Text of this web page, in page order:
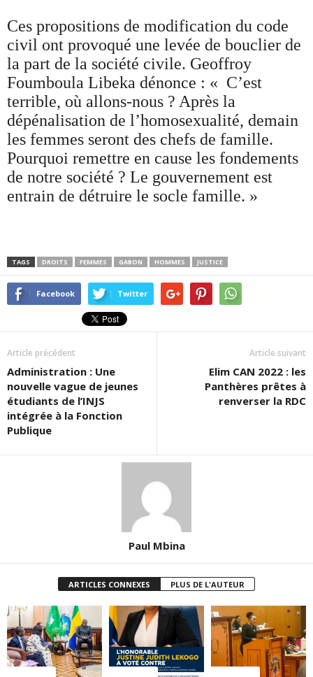
Ces propositions de modification du code
civil ont provoqué une levée de bouclier de
la part de la société civile. Geoffroy
Foumboula Libeka dénonce : « C’est
terrible, où allons-nous ? Après la
dépénalisation de l’homosexualité, demain
les femmes seront des chefs de famille.
Pourquoi remettre en cause les fondements
de notre société ? Le gouvernement est
entrain de détruire le socle famille. »
TAGS DROITS FEMMES GABON HOMMES JUSTICE
Facebook Twitter
Article précédent
Administration : Une
nouvelle vague de jeunes
étudiants de l’INJS
intégrée à la Fonction
Publique
Article suivant
Elim CAN 2022 : les
Panthères prêtes à
renverser la RDC
Paul Mbina
ARTICLES CONNEXES PLUS DE L'AUTEUR